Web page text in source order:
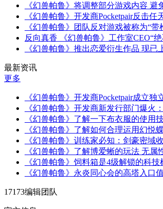
《幻兽帕鲁》将调整部分游戏内容 避
《幻兽帕鲁》开发商Pocketpair反击任
《幻兽帕鲁》团队反对游戏被称为“带
反向真香 《幻兽帕鲁》工作室CEO“
《幻兽帕鲁》推出恋爱衍生作品 现已
最新资讯
更多
《幻兽帕鲁》开发商Pocketpair成立独
《幻兽帕鲁》开发商新发行部门爆火
《幻兽帕鲁》了解一下布衣服的使用
《幻兽帕鲁》了解如何合理运用幻悦
《幻兽帕鲁》训练家必知：剑豪密域
《幻兽帕鲁》了解博爱蜥的玩法 无属
《幻兽帕鲁》饲料箱是4级解锁的科
《幻兽帕鲁》永炎同心会的高塔入口
17173编辑团队